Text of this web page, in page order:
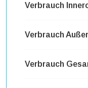
Verbrauch
Verbrauch
Verbrauch